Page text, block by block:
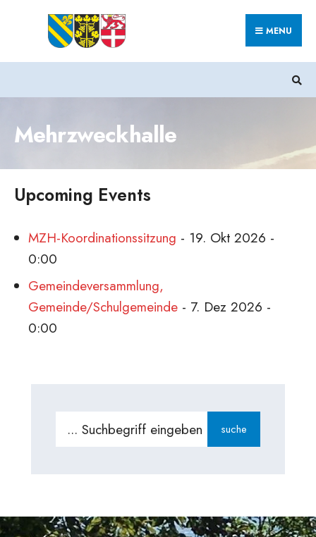
MENU
Mehrzweckhalle
Upcoming Events
MZH-Koordinationssitzung - 19. Okt 2026 -
0:00
Gemeindeversammlung,
Gemeinde/Schulgemeinde - 7. Dez 2026 -
0:00
Search
suche
Search
for: